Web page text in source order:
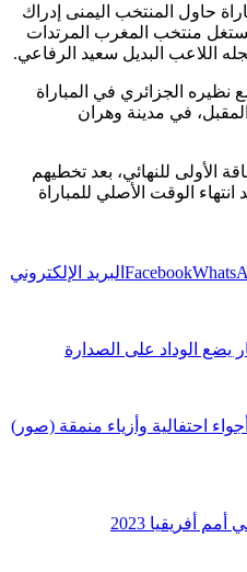
حاول المنتخب اليمنى إدراك
منتخب المغرب المرتدات
اللاعب البديل سعيد الرفاعي.
الجزائري في المباراة
في مدينة وهران
الأولى للنهائي، بعد تخطيهم
الوقت الأصلي للمباراة
Facebook البريد الإلكتروني
يضع الوداد على الصدارة
احتفالية وأزياء منمقة (صور)
أفريقيا 2023